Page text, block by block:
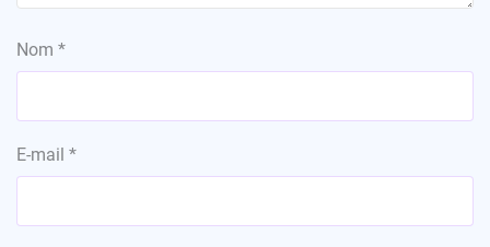
Nom *
E-mail *